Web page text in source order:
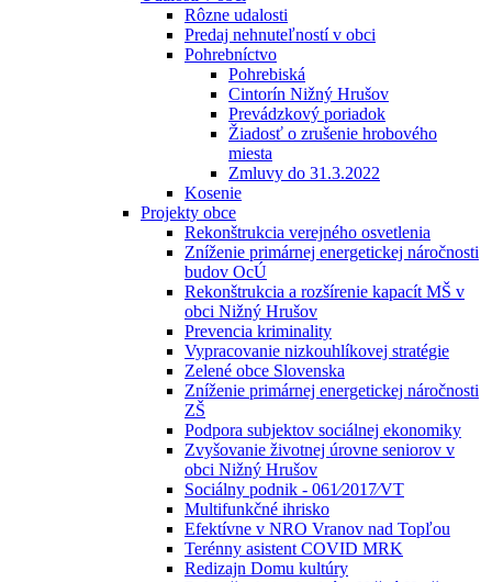
Rôzne udalosti
Predaj nehnuteľností v obci
Pohrebníctvo
Pohrebiská
Cintorín Nižný Hrušov
Prevádzkový poriadok
Žiadosť o zrušenie hrobového
miesta
Zmluvy do 31.3.2022
Kosenie
Projekty obce
Rekonštrukcia verejného osvetlenia
Zníženie primárnej energetickej náročnosti
budov OcÚ
Rekonštrukcia a rozšírenie kapacít MŠ v
obci Nižný Hrušov
Prevencia kriminality
Vypracovanie nizkouhlíkovej stratégie
Zelené obce Slovenska
Zníženie primárnej energetickej náročnosti
ZŠ
Podpora subjektov sociálnej ekonomiky
Zvyšovanie životnej úrovne seniorov v
obci Nižný Hrušov
Sociálny podnik - 061⁄2017⁄VT
Multifunkčné ihrisko
Efektívne v NRO Vranov nad Topľou
Terénny asistent COVID MRK
Redizajn Domu kultúry